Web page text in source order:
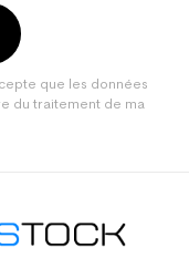
que les données
du traitement de ma